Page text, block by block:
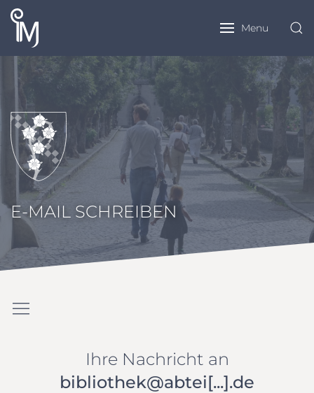
Menu
E-MAIL SCHREIBEN
Ihre Nachricht an
bibliothek@abtei[...].de